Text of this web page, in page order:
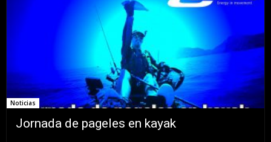
Noticias
Jornada de pageles en kayak